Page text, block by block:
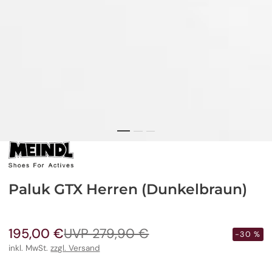
Paluk GTX Herren (Dunkelbraun)
Verkaufspreis
195,00 €
Regulärer
Preis
UVP 279,90 € -30 %
inkl. MwSt.zzgl. Versand